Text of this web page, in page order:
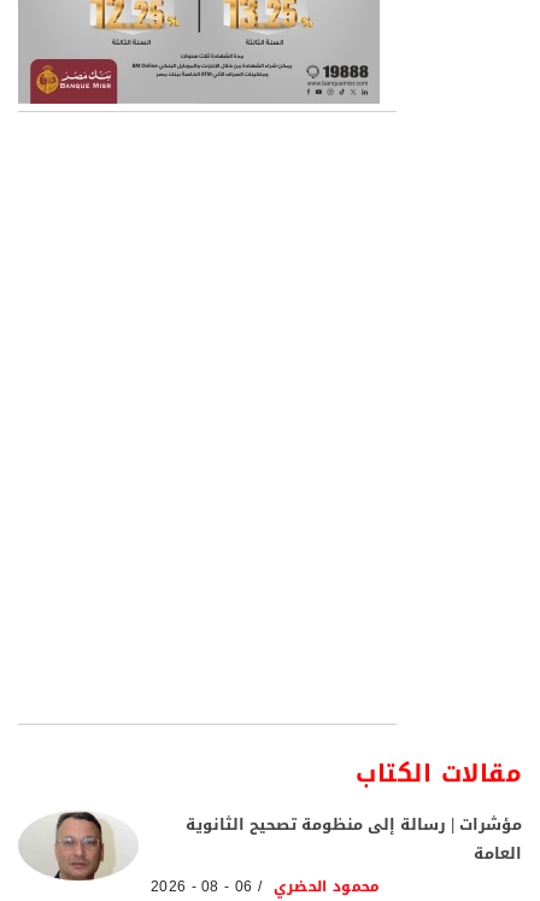
مقالات الكتاب
مؤشرات | رسالة إلى منظومة تصحيح الثانوية
العامة
محمود الحضري 06 - 08 - 2026